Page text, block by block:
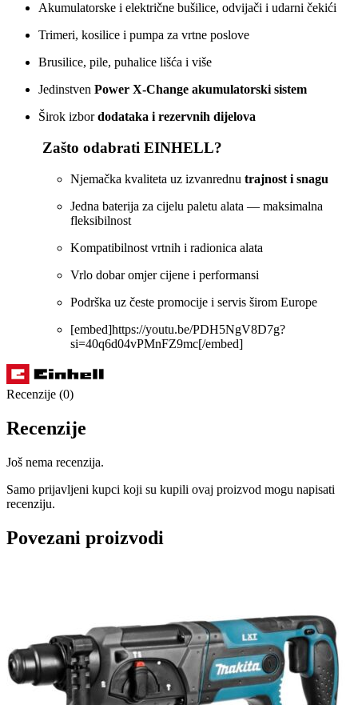
Akumulatorske i električne bušilice, odvijači i udarni čekići
Trimeri, kosilice i pumpa za vrtne poslove
Brusilice, pile, puhalice lišća i više
Jedinstven Power X‑Change akumulatorski sistem
Širok izbordodataka i rezervnih dijelova
Zašto odabrati EINHELL?
Njemačka kvaliteta uz izvanrednu trajnost i snagu
Jedna baterija za cijelu paletu alata — maksimalna
fleksibilnost
Kompatibilnost vrtnih i radionica alata
Vrlo dobar omjer cijene i performansi
Podrška uz česte promocije i servis širom Europe
[embed]https://youtu.be/PDH5NgV8D7g?
si=40q6d04vPMnFZ9mc[/embed]
Recenzije (0)
Recenzije
Još nema recenzija.
Samo prijavljeni kupci koji su kupili ovaj proizvod mogu napisati
recenziju.
Povezani proizvodi